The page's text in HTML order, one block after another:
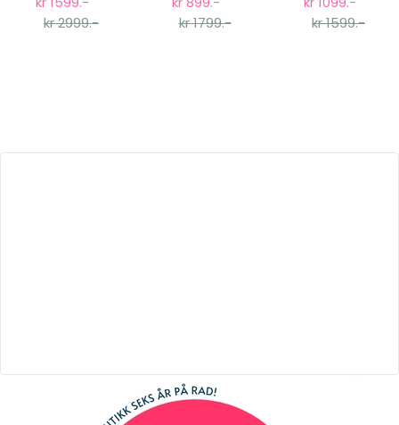
Natur
kr 2999.-
Edition
kr 1799.-
kr 1599.-